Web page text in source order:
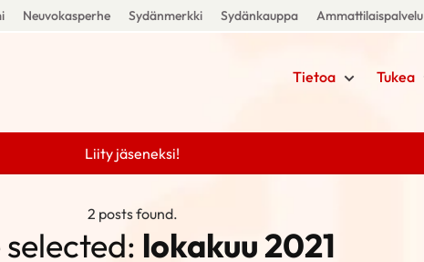
Neuvokasperhe Sydänmerkki Sydänkauppa Ammattilaispalvelu
Tietoa Tukea
Liity jäseneksi!
2 posts found.
lokakuu 2021